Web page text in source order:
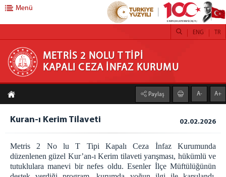
METRİS 2 NOLU T TİPİ KAPALI CEZA İNFAZ
KURUMU
ANASAYFA
METRİS 2 NOLU
DUYURULAR
HAKKIMIZDA
KURUM VİZYONUMUZ
Menü
METRİS 2 NOLU T TİPİ
KAPALI CEZA İNFAZ KURUMU
TR
ENG
Paylaş A- A+
Kuran-ı Kerim Tilaveti 02.02.2026
Metris 2 No lu T Tipi Kapalı Ceza İnfaz Kurumunda
düzenlenen güzel Kur’an-ı Kerim tilaveti yarışması, hükümlü ve
tutuklulara manevi bir nefes oldu. Esenler İlçe Müftülüğünün